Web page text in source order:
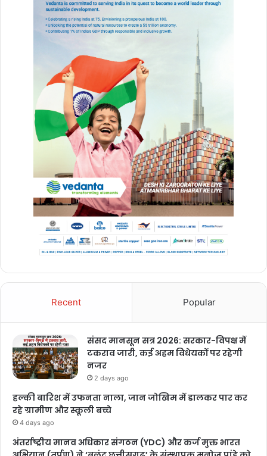
Recent Popular
संसद मानसून सत्र 2026: सरकार-विपक्ष में
टकराव जारी, कई अहम विधेयकों पर रहेगी
नजर
2 days ago
हल्की बारिश में उफनता नाला, जान जोखिम में डालकर पार कर
रहे ग्रामीण और स्कूली बच्चे
4 days ago
अंतर्राष्ट्रीय मानव अधिकार संगठन (YDC) और कर्ज मुक्त भारत